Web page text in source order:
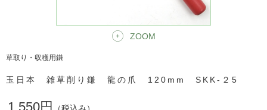
ZOOM
草取り・収穫用鎌
玉日本 雑草削り鎌 龍の爪 120mm SKK-２5
1,550円